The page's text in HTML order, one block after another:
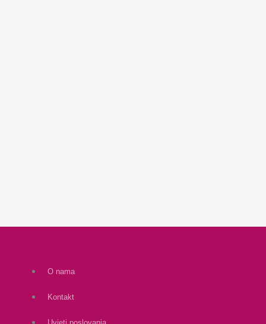
O nama
Kontakt